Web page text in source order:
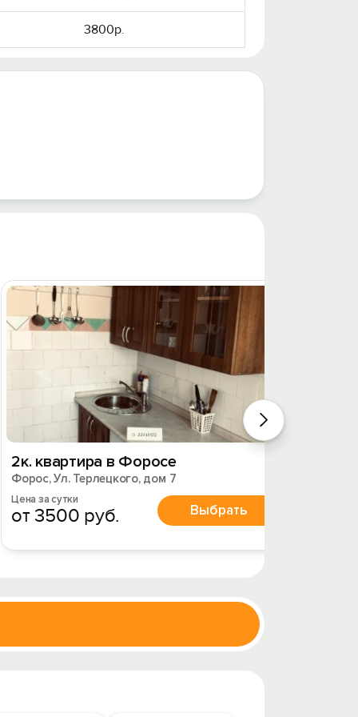
3800р.
2к. квартира в Форосе
Форос, Ул. Терлецкого, дом 7
Цена за сутки
от 3500 руб. Выбрать